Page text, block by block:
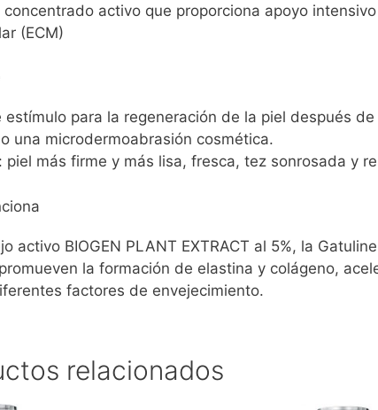
concentrado activo que proporciona apoyo
(ECM)
estímulo para la regeneración de la piel después
una microdermoabrasión cosmética.
piel más firme y más lisa, fresca, tez sonrosada y
activo BIOGEN PLANT EXTRACT al 5%, la
la formación de elastina y colágeno,
factores de envejecimiento.
relacionados